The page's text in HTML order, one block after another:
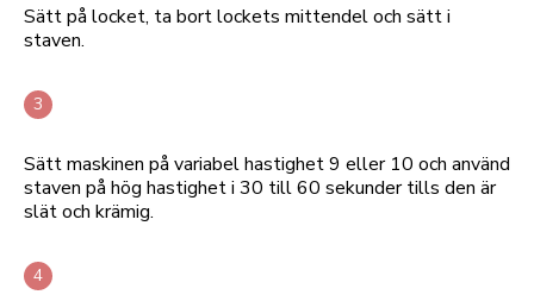
Sätt på locket, ta bort lockets mittendel och sätt i
staven.
Sätt maskinen på variabel hastighet 9 eller 10 och använd
staven på hög hastighet i 30 till 60 sekunder tills den är
slät och krämig.